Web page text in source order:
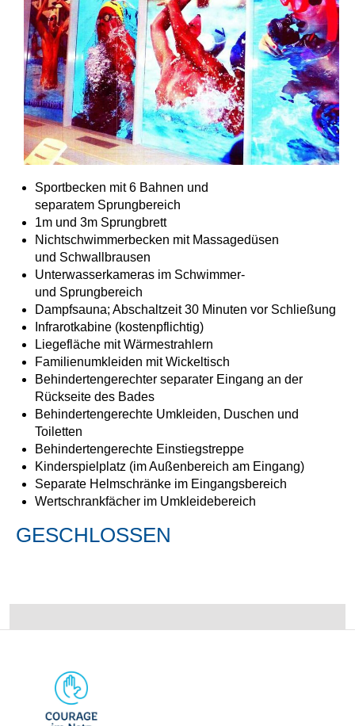
Sportbecken mit 6 Bahnen und
separatem Sprungbereich
1m und 3m Sprungbrett
Nichtschwimmerbecken mit Massagedüsen
und Schwallbrausen
Unterwasserkameras im Schwimmer-
und Sprungbereich
Dampfsauna; Abschaltzeit 30 Minuten vor Schließung
Infrarotkabine (kostenpflichtig)
Liegefläche mit Wärmestrahlern
Familienumkleiden mit Wickeltisch
Behindertengerechter separater Eingang an der
Rückseite des Bades
Behindertengerechte Umkleiden, Duschen und
Toiletten
Behindertengerechte Einstiegstreppe
Kinderspielplatz (im Außenbereich am Eingang)
Separate Helmschränke im Eingangsbereich
Wertschrankfächer im Umkleidebereich
GESCHLOSSEN